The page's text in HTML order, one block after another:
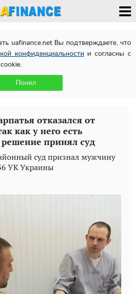
uafinance.net Вы подтверждаете, что
конфиденциальности и согласны с
Понял
отказался от
как у него есть
принял суд
суд признал мужчину
УК Украины